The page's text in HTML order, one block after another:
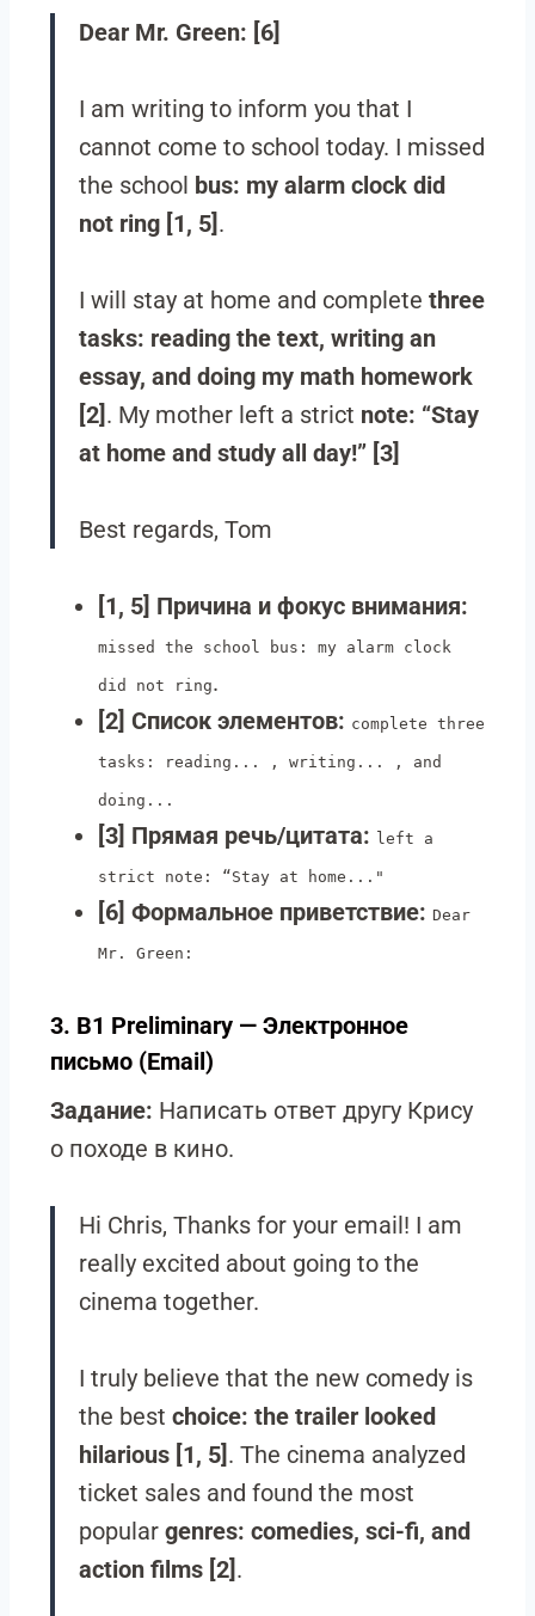
Dear Mr. Green: [6]
I am writing to inform you that I
cannot come to school today. I missed
the school bus: my alarm clock did
not ring [1, 5] .
I will stay at home and complete three
tasks: reading the text, writing an
essay, and doing my math homework
[2] . My mother left a strict note: “Stay
at home and study all day!” [3]
Best regards, Tom
[1, 5] Причина и фокус внимания:
missed the school bus: my alarm clock
did not ring.
[2] Список элементов: complete three
tasks: reading... , writing... , and
doing...
[3] Прямая речь/цитата: left a
strict note: “Stay at home..."
[6] Формальное приветствие: Dear
Mr. Green:
3. B1 Preliminary — Электронное
письмо (Email)
Задание: Написать ответ другу Крису
о походе в кино.
Hi Chris, Thanks for your email! I am
really excited about going to the
cinema together.
I truly believe that the new comedy is
the best choice: the trailer looked
hilarious [1, 5] . The cinema analyzed
ticket sales and found the most
popular genres: comedies, sci-fi, and
action films [2] .